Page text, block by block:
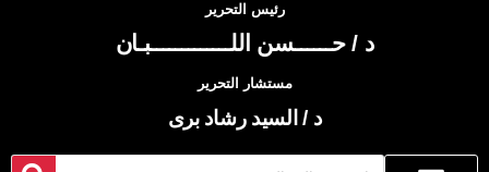
رئيس التحرير
د / حــــــسن اللـــــــــــــبـان
مستشار التحرير
د / السيد رشاد برى